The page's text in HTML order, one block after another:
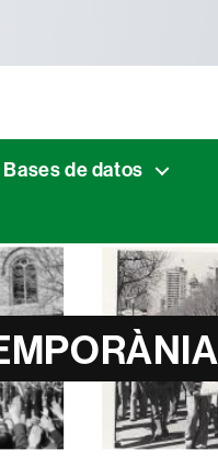
Bases de datos